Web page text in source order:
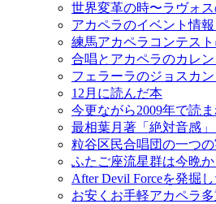
世界変革の時〜ラヴォ
アカペラのイベント情報
練馬アカペラコンテス
合唱とアカペラのカレン
フェラーラのジョスカ
12月に読んだ本
今更ながら2009年で読
最相葉月著「絶対音感
粒谷区民合唱団の一つ
ふたご座流星群は今晩
After Devil Forceを発掘し
お安くお手軽アカペラ